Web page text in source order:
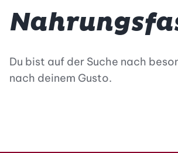
Du bist auf der Suche nach
nach deinem Gusto.